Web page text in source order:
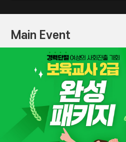
Main Event